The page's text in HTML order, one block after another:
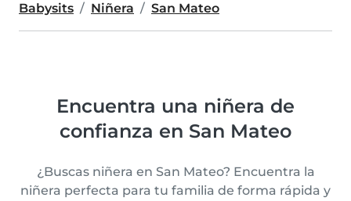
Babysits Niñera San Mateo
Encuentra una niñera de
confianza en San Mateo
¿Buscas niñera en San Mateo? Encuentra la
niñera perfecta para tu familia de forma rápida y